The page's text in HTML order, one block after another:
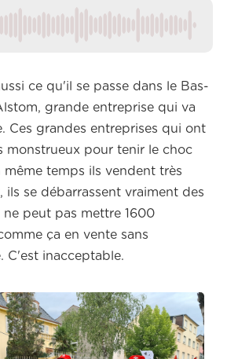
ce qu'il se passe dans le Bas-
grande entreprise qui va
Ces grandes entreprises qui ont
monstrueux pour tenir le choc
même temps ils vendent très
ils se débarrassent vraiment des
ne peut pas mettre 1600
ça en vente sans
C'est inacceptable.